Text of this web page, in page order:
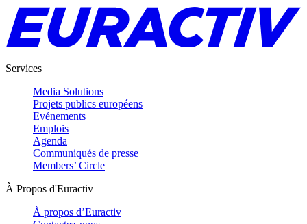
Services
Media Solutions
Projets publics européens
Evénements
Emplois
Agenda
Communiqués de presse
Members’ Circle
À Propos d'Euractiv
À propos d’Euractiv